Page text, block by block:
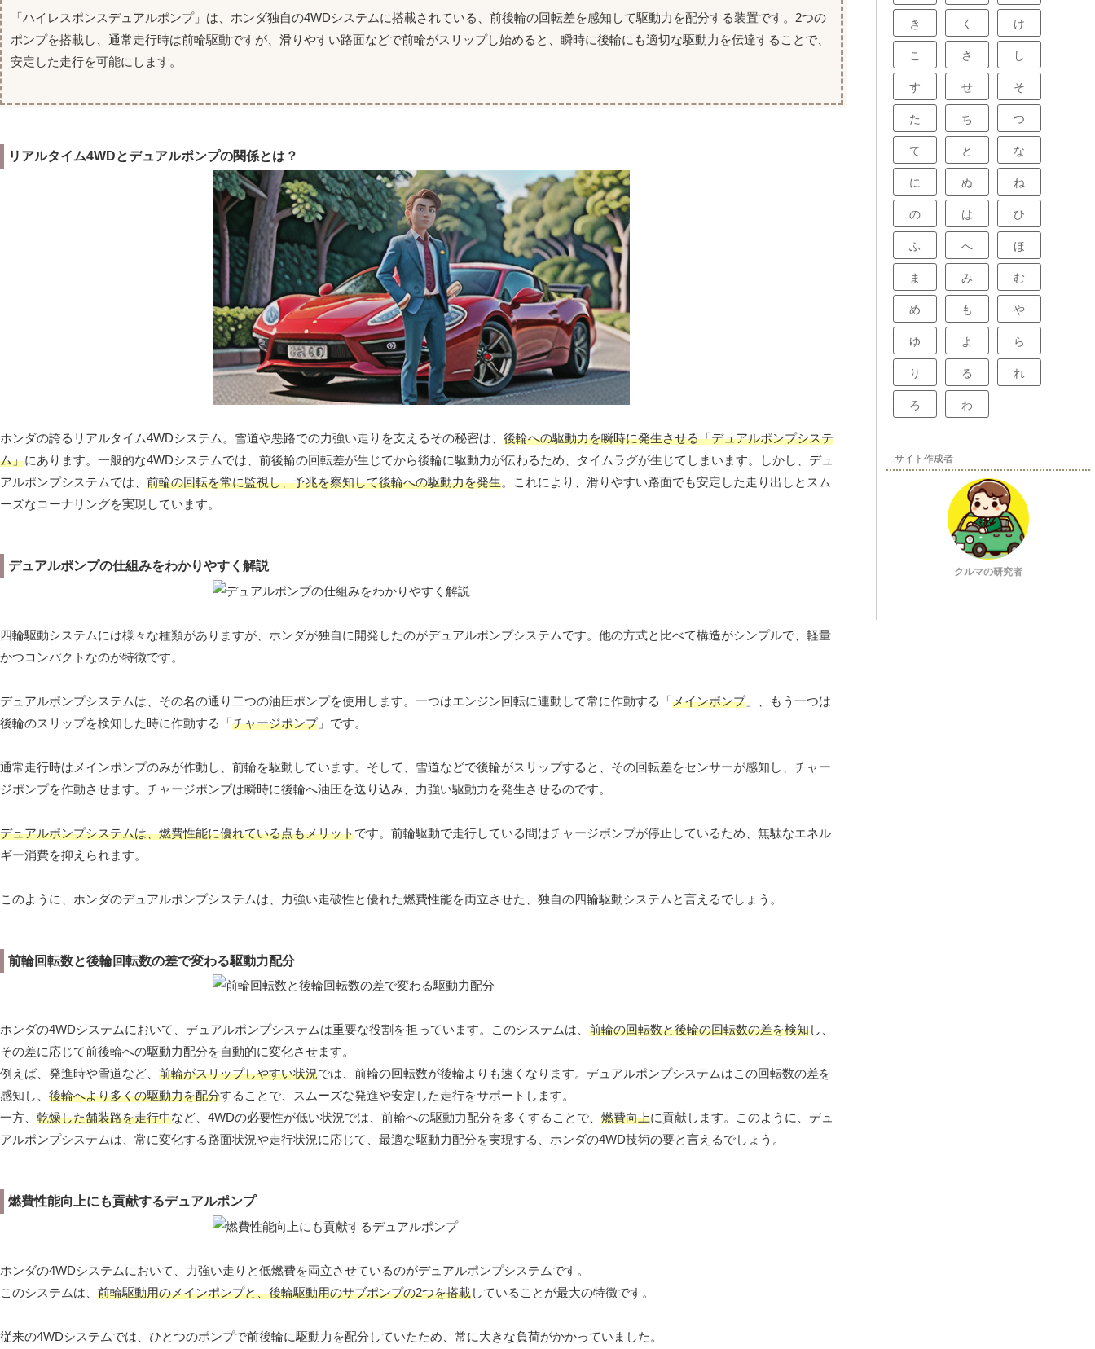
「ハイレスポンスデュアルポンプ」は、ホンダ独自の4WDシステムに搭載されている、前後輪の回転差を感知して駆動力を配分する装置です。2つの
ポンプを搭載し、通常走行時は前輪駆動ですが、滑りやすい路面などで前輪がスリップし始めると、瞬時に後輪にも適切な駆動力を伝達することで、
安定した走行を可能にします。
リアルタイム4WDとデュアルポンプの関係とは？
ホンダの誇るリアルタイム4WDシステム。雪道や悪路での力強い走りを支えるその秘密は、 後輪への駆動力を瞬時に発生させる「デュアルポンプシステ
ム」にあります。一般的な4WDシステムでは、前後輪の回転差が生じてから後輪に駆動力が伝わるため、タイムラグが生じてしまいます。しかし、デュ
アルポンプシステムでは、 前輪の回転を常に監視し、予兆を察知して後輪への駆動力を発生。これにより、滑りやすい路面でも安定した走り出しとスム
ーズなコーナリングを実現しています。
デュアルポンプの仕組みをわかりやすく解説
四輪駆動システムには様々な種類がありますが、ホンダが独自に開発したのがデュアルポンプシステムです。他の方式と比べて構造がシンプルで、軽量
かつコンパクトなのが特徴です。
デュアルポンプシステムは、その名の通り二つの油圧ポンプを使用します。一つはエンジン回転に連動して常に作動する「メインポンプ」、もう一つは
後輪のスリップを検知した時に作動する「チャージポンプ」です。
通常走行時はメインポンプのみが作動し、前輪を駆動しています。そして、雪道などで後輪がスリップすると、その回転差をセンサーが感知し、チャー
ジポンプを作動させます。チャージポンプは瞬時に後輪へ油圧を送り込み、力強い駆動力を発生させるのです。
デュアルポンプシステムは、燃費性能に優れている点もメリットです。前輪駆動で走行している間はチャージポンプが停止しているため、無駄なエネル
ギー消費を抑えられます。
このように、ホンダのデュアルポンプシステムは、力強い走破性と優れた燃費性能を両立させた、独自の四輪駆動システムと言えるでしょう。
前輪回転数と後輪回転数の差で変わる駆動力配分
ホンダの4WDシステムにおいて、デュアルポンプシステムは重要な役割を担っています。このシステムは、 前輪の回転数と後輪の回転数の差を検知し、
その差に応じて前後輪への駆動力配分を自動的に変化させます。
例えば、発進時や雪道など、 前輪がスリップしやすい状況では、前輪の回転数が後輪よりも速くなります。デュアルポンプシステムはこの回転数の差を
感知し、 後輪へより多くの駆動力を配分することで、スムーズな発進や安定した走行をサポートします。
一方、 乾燥した舗装路を走行中など、4WDの必要性が低い状況では、前輪への駆動力配分を多くすることで、 燃費向上に貢献します。このように、デュ
アルポンプシステムは、常に変化する路面状況や走行状況に応じて、最適な駆動力配分を実現する、ホンダの4WD技術の要と言えるでしょう。
燃費性能向上にも貢献するデュアルポンプ
ホンダの4WDシステムにおいて、力強い走りと低燃費を両立させているのがデュアルポンプシステムです。
このシステムは、 前輪駆動用のメインポンプと、後輪駆動用のサブポンプの2つを搭載していることが最大の特徴です。
従来の4WDシステムでは、ひとつのポンプで前後輪に駆動力を配分していたため、常に大きな負荷がかかっていました。
き く け
こ さ し
す せ そ
た ち つ
て と な
に ぬ ね
の は ひ
ふ へ ほ
ま み む
め も や
ゆ よ ら
り る れ
ろ わ
サイト作成者
クルマの研究者